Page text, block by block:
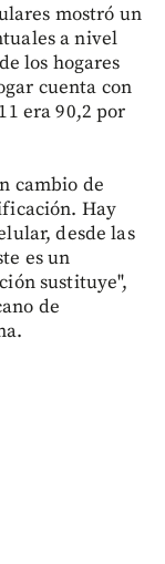
mostró un
a nivel
los hogares
cuenta con
era 90,2 por
cambio de
Hay
desde las
es un
sustituye",
de